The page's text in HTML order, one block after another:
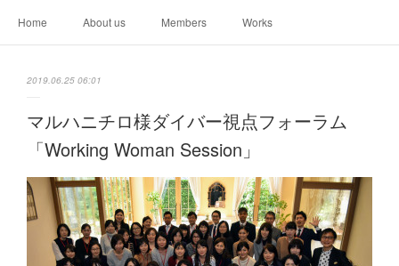
Home About us Members Works
2019.06.25 06:01
マルハニチロ様ダイバー視点フォーラム
「Working Woman Session」